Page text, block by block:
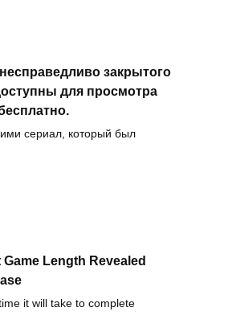
закрытого
для просмотра
сериал, который был
Length Revealed
it will take to complete